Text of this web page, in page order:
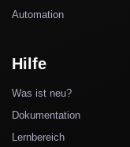
Automation
Hilfe
Was ist neu?
Dokumentation
Lernbereich